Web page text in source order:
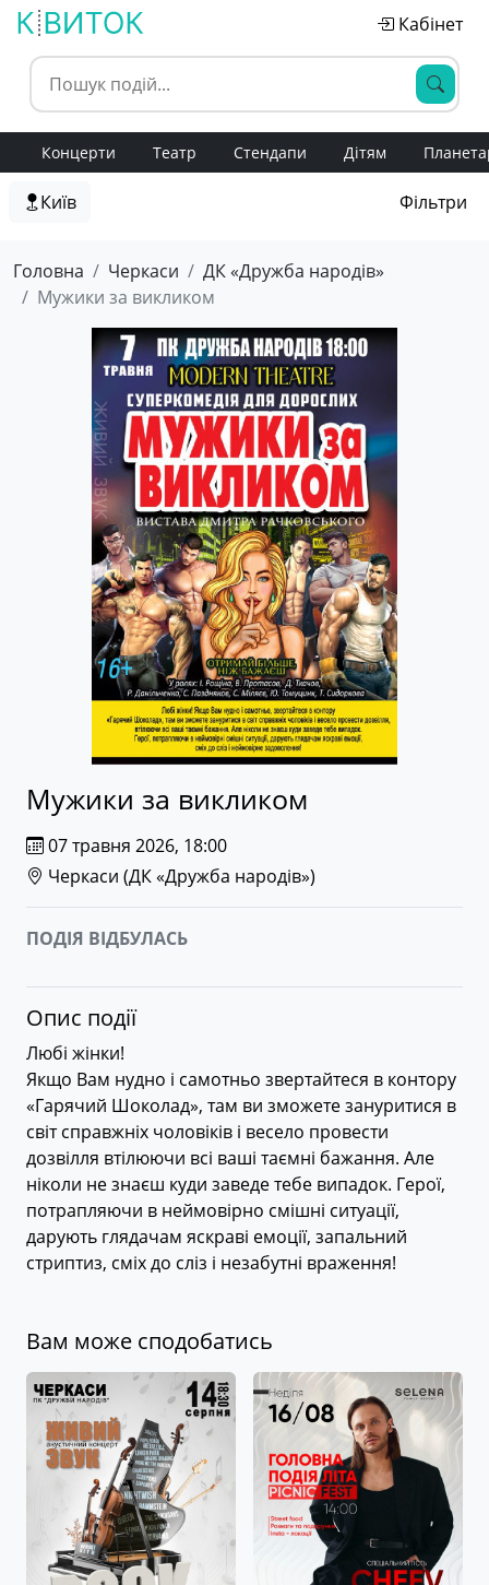
Кабінет
Концерти Театр Стендапи Дітям
Київ Фільтри
Головна Черкаси
ДК «Дружба народів»
Мужики за викликом
Мужики за викликом
07 травня 2026, 18:00
Черкаси (ДК «Дружба народів»)
ПОДІЯ ВІДБУЛАСЬ
Опис події
Любі жінки!
Якщо Вам нудно і самотньо звертайтеся в контору
«Гарячий Шоколад», там ви зможете зануритися в
світ справжніх чоловіків і весело провести
дозвілля втілюючи всі ваші таємні бажання. Але
ніколи не знаєш куди заведе тебе випадок. Герої,
потрапляючи в неймовірно смішні ситуації,
дарують глядачам яскраві емоції, запальний
стриптиз, сміх до сліз і незабутні враження!
Вам може сподобатись